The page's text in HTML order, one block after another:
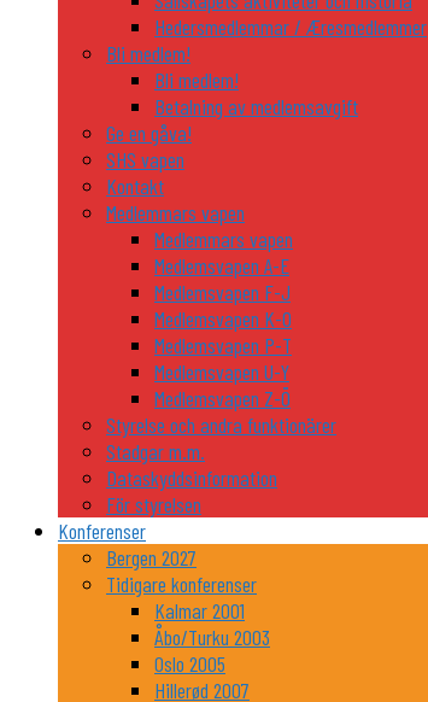
Hedersmedlemmar / Æresmedlemmer
Bli medlem!
Bli medlem!
Betalning av medlemsavgift
Ge en gåva!
SHS vapen
Kontakt
Medlemmars vapen
Medlemmars vapen
Medlemsvapen A-E
Medlemsvapen F-J
Medlemsvapen K-O
Medlemsvapen P-T
Medlemsvapen U-Y
Medlemsvapen Z-Ö
Styrelse och andra funktionärer
Stadgar m.m.
Dataskyddsinformation
För styrelsen
Konferenser
Bergen 2027
Tidigare konferenser
Kalmar 2001
Åbo/Turku 2003
Oslo 2005
Hillerød 2007